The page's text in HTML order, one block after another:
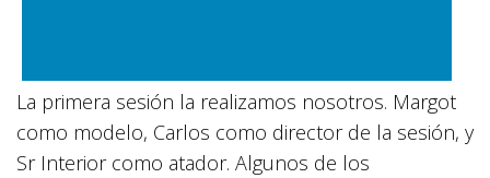
La primera sesión la realizamos nosotros. Margot
como modelo, Carlos como director de la sesión, y
Sr Interior como atador. Algunos de los